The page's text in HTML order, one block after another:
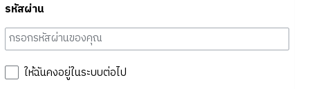
รหัสผ่าน
ให้ฉันคงอยู่ในระบบต่อไป